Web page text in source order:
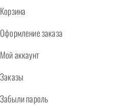
Корзина
Оформление заказа
Мой аккаунт
Заказы
Забыли пароль